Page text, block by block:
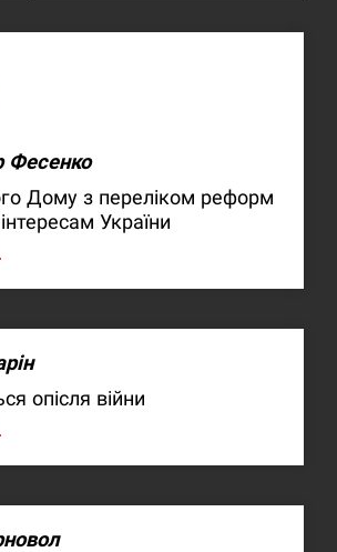
Фесенко
Дому з переліком реформ
України
опісля війни